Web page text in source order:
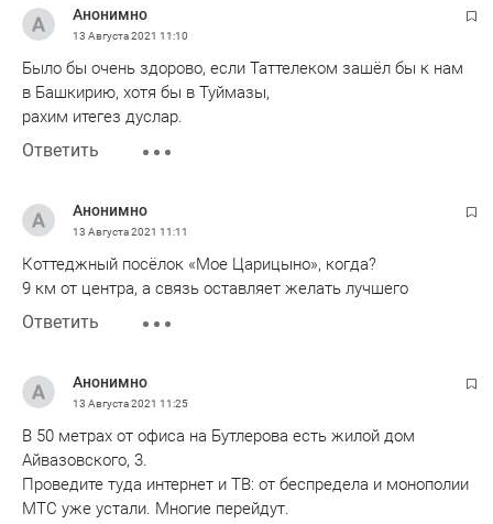
Анонимно
13 Августа 2021 11:10
Было бы очень здорово, если Таттелеком зашёл бы к нам
в Башкирию, хотя бы в Туймазы,
рахим итегез дуслар.
Ответить
Анонимно
13 Августа 2021 11:11
Коттеджный посёлок «Мое Царицыно», когда?
9 км от центра, а связь оставляет желать лучшего
Ответить
Анонимно
13 Августа 2021 11:25
В 50 метрах от офиса на Бутлерова есть жилой дом
Айвазовского, 3.
Проведите туда интернет и ТВ: от беспредела и монополии
МТС уже устали. Многие перейдут.